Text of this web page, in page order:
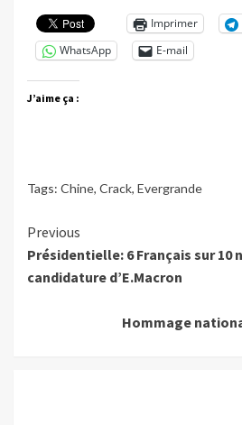
Imprimer
WhatsApp
E-mail
J’aime ça :
Tags: Chine, Crack, Evergrande
Continue
Reading
Previous
Présidentielle: 6 Français sur 10
candidature d’E.Macron
Hommage